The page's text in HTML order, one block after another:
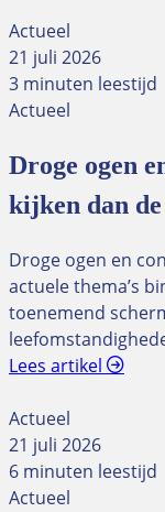
Actueel
21 juli 2026
3 minuten leestijd
Actueel
Droge ogen
kijken dan
Droge ogen en
actuele thema’s
toenemend
Lees artikel
Actueel
21 juli 2026
6 minuten leestijd
Actueel